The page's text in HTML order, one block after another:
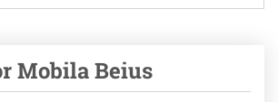
Mobila Beius